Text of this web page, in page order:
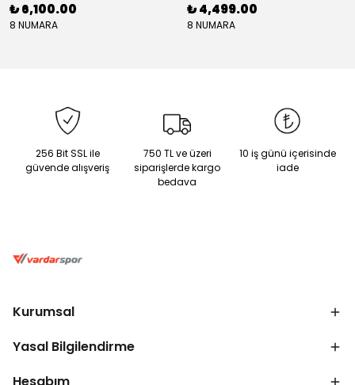
₺ 6,100.00
8 NUMARA
₺ 4,499.00
8 NUMARA
256 Bit SSL ile
güvende alışveriş
750 TL ve üzeri
siparişlerde kargo
bedava
10 iş günü içerisinde
iade
Kurumsal
Yasal Bilgilendirme